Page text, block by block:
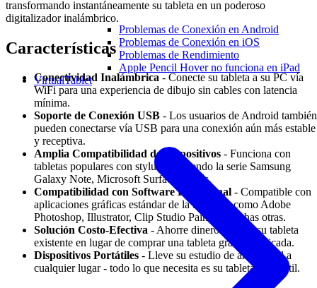
Problemas de Conexión en Android
Problemas de Conexión en iOS
Problemas de Rendimiento
Apple Pencil Hover no funciona en iPad
VirtualTablet
transformando instantáneamente su tableta en un poderoso
digitalizador inalámbrico.
Características
Conectividad Inalámbrica - Conecte su tableta a su PC vía
WiFi para una experiencia de dibujo sin cables con latencia
mínima.
Soporte de Conexión USB - Los usuarios de Android también
pueden conectarse vía USB para una conexión aún más estable
y receptiva.
Amplia Compatibilidad de Dispositivos - Funciona con
tabletas populares con stylus incluyendo la serie Samsung
Galaxy Note, Microsoft Surface, y más.
Compatibilidad con Software Profesional - Compatible con
aplicaciones gráficas estándar de la industria como Adobe
Photoshop, Illustrator, Clip Studio Paint, y muchas otras.
Solución Costo-Efectiva - Ahorre dinero usando su tableta
existente en lugar de comprar una tableta gráfica dedicada.
Dispositivos Portátiles - Lleve su estudio de arte digital a
cualquier lugar - todo lo que necesita es su tableta y portátil.